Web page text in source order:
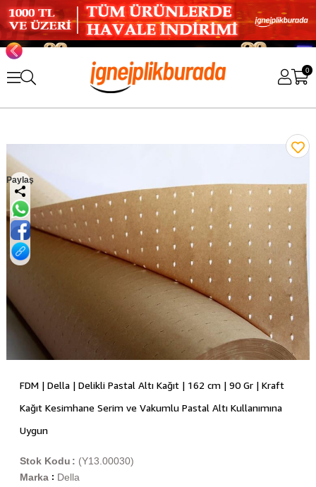
0
Paylaş
FDM | Della | Delikli Pastal Altı Kağıt | 162 cm | 90 Gr | Kraft
Kağıt Kesimhane Serim ve Vakumlu Pastal Altı Kullanımına
Uygun
(Y13.00030)
Stok Kodu
Marka : Della